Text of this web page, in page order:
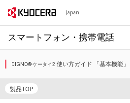
Japan
スマートフォン・携帯電話
DIGNO® ケータイ2 使い方ガイド 「基本機能」
製品TOP